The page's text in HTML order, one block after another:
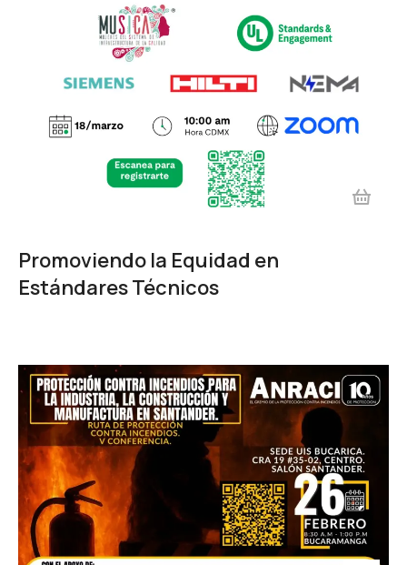
Promoviendo la Equidad en
Estándares Técnicos